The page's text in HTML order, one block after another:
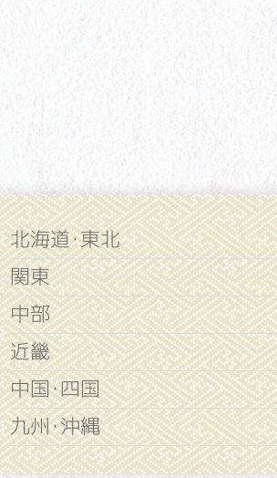
北海道・東北
関東
中部
近畿
中国・四国
九州・沖縄